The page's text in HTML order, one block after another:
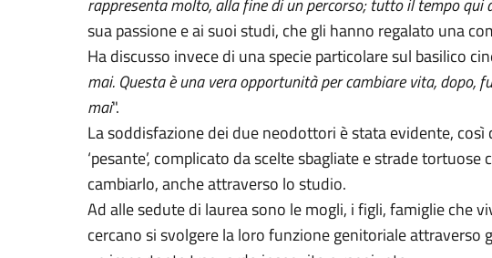
sua passione e ai suoi studi, che gli hanno regalato una
Ha discusso invece di una specie particolare sul basilico
mai. Questa è una vera opportunità per cambiare vita, dopo,
mai".
La soddisfazione dei due neodottori è stata evidente,
‘pesante’, complicato da scelte sbagliate e strade
cambiarlo, anche attraverso lo studio.
Ad alle sedute di laurea sono le mogli, i figli, famiglie che
cercano si svolgere la loro funzione genitoriale